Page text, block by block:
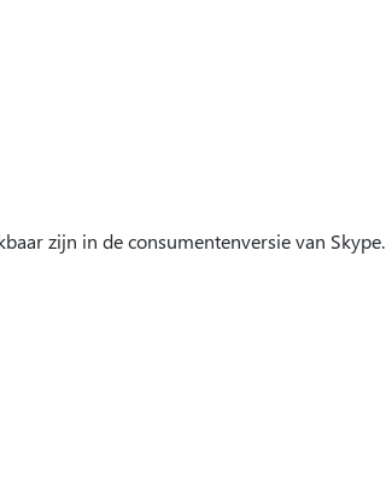
zijn in de consumentenversie van Skype.